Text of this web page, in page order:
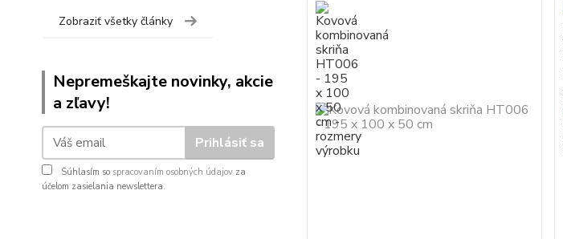
Zobraziť všetky články
Nepremeškajte novinky, akcie
a zľavy!
Prihlásiť sa
Súhlasím so spracovaním osobných údajov za
účelom zasielania newslettera.